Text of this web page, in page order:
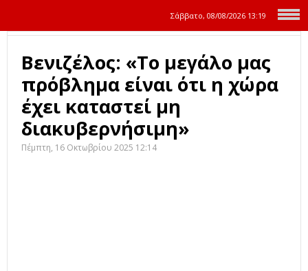
Σάββατο, 08/08/2026 13:19
Βενιζέλος: «Το μεγάλο μας
πρόβλημα είναι ότι η χώρα
έχει καταστεί μη
διακυβερνήσιμη»
Πέμπτη, 16 Οκτωβρίου 2025 12:14